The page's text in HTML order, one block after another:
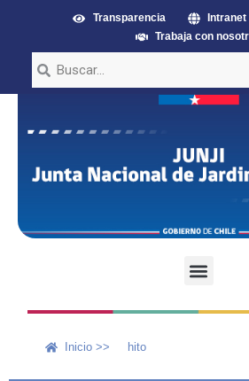
Transparencia Intranet
Trabaja con
Inicio >> hito